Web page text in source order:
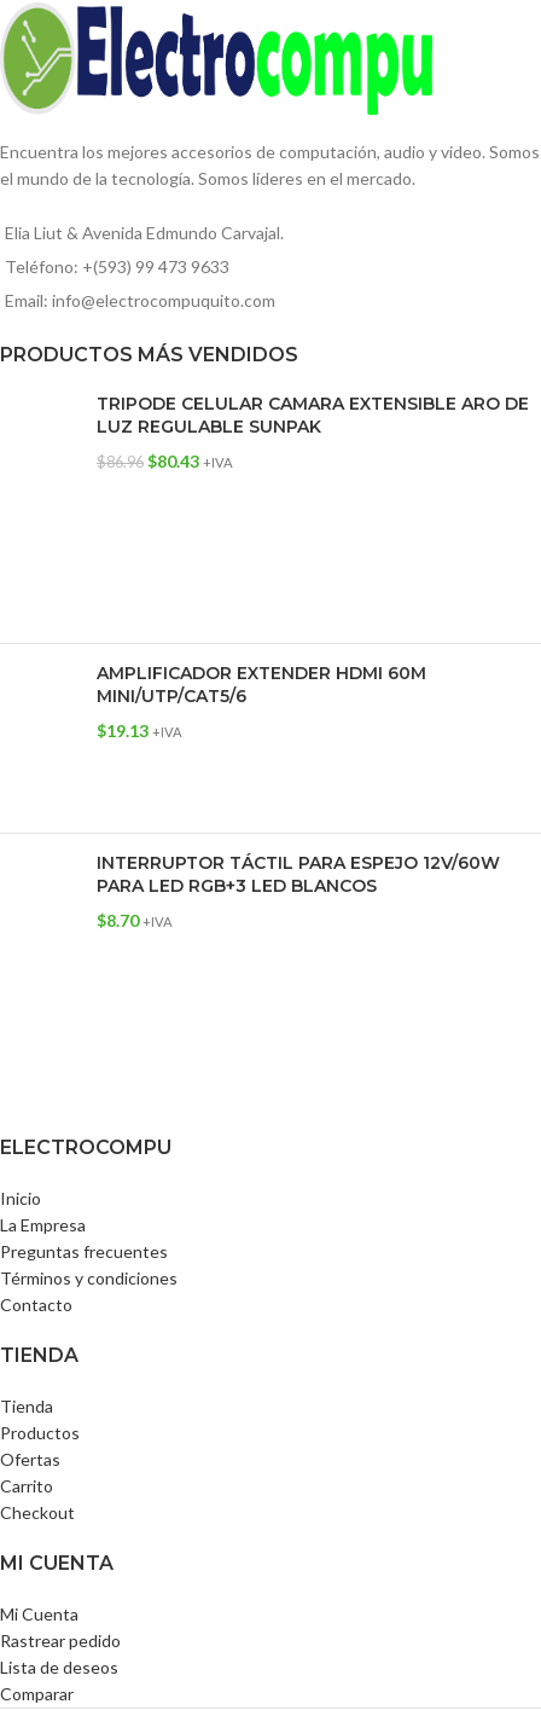
Encuentra los mejores accesorios de computación, audio y video. Somos
el mundo de la tecnología. Somos líderes en el mercado.
Elia Liut & Avenida Edmundo Carvajal.
Teléfono: +(593) 99 473 9633
Email: info@electrocompuquito.com
PRODUCTOS MÁS VENDIDOS
TRIPODE CELULAR CAMARA EXTENSIBLE ARO DE
LUZ REGULABLE SUNPAK
$86.96 $80.43 +IVA
AMPLIFICADOR EXTENDER HDMI 60M
MINI/UTP/CAT5/6
$19.13 +IVA
INTERRUPTOR TÁCTIL PARA ESPEJO 12V/60W
PARA LED RGB+3 LED BLANCOS
$8.70 +IVA
ELECTROCOMPU
Inicio
La Empresa
Preguntas frecuentes
Términos y condiciones
Contacto
TIENDA
Tienda
Productos
Ofertas
Carrito
Checkout
MI CUENTA
Mi Cuenta
Rastrear pedido
Lista de deseos
Comparar